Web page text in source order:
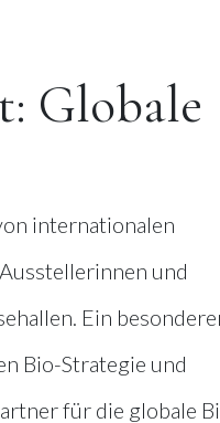
Globale
internationalen
und
Ein
Bio-Strategie und
für die globale